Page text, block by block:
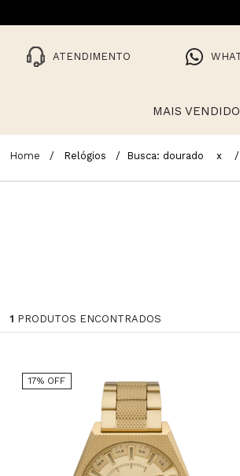
ATENDIMENTO
MAIS
Relógios Busca: dourado x
1 PRODUTOS ENCONTRADOS
17% OFF